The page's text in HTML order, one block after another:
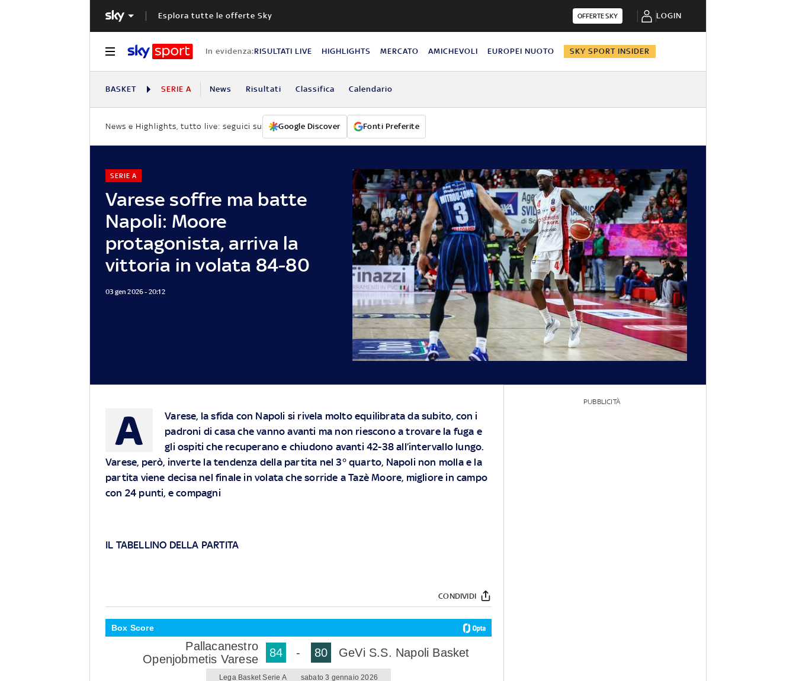
Esplora tutte le offerte Sky OFFERTE SKY LOGIN
In evidenza:RISULTATI LIVE HIGHLIGHTS MERCATO AMICHEVOLI EUROPEI NUOTO SKY SPORT INSIDER
BASKET SERIE A News Risultati Classifica Calendario
News e Highlights, tutto live: seguici su Google Discover Fonti Preferite
Varese soffre ma batte
Napoli: Moore
protagonista, arriva la
vittoria in volata 84-80
SERIE A
03 gen 2026 - 20:12
A
Varese, la sfida con Napoli si rivela molto equilibrata da subito, con i
padroni di casa che vanno avanti ma non riescono a trovare la fuga e
gli ospiti che recuperano e chiudono avanti 42-38 all’intervallo lungo.
Varese, però, inverte la tendenza della partita nel 3° quarto, Napoli non molla e la
partita viene decisa nel finale in volata che sorride a Tazè Moore, migliore in campo
con 24 punti, e compagni
IL TABELLINO DELLA PARTITA
CONDIVIDI
Box Score
Pallacanestro
Openjobmetis Varese
84 - 80 GeVi S.S. Napoli Basket
Lega Basket Serie A sabato 3 gennaio 2026
PUBBLICITÀ